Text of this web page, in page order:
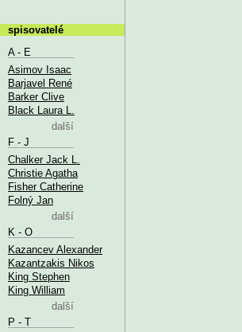
spisovatelé
A - E
Asimov Isaac
Barjavel René
Barker Clive
Black Laura L.
další
F - J
Chalker Jack L.
Christie Agatha
Fisher Catherine
Folný Jan
další
K - O
Kazancev Alexander
Kazantzakis Nikos
King Stephen
King William
další
P - T